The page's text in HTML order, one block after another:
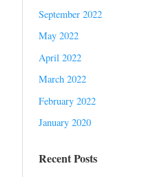
September 2022
May 2022
April 2022
March 2022
February 2022
January 2020
Recent Posts